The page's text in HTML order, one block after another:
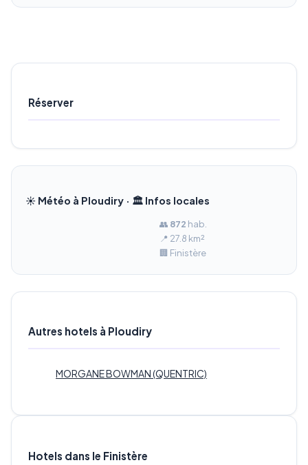
Réserver
☀️ Météo à Ploudiry · 🏛️ Infos locales
👥 872 hab.
📍 27.8 km²
🏢 Finistère
Autres hotels à Ploudiry
MORGANE BOWMAN (QUENTRIC)
Hotels dans le Finistère